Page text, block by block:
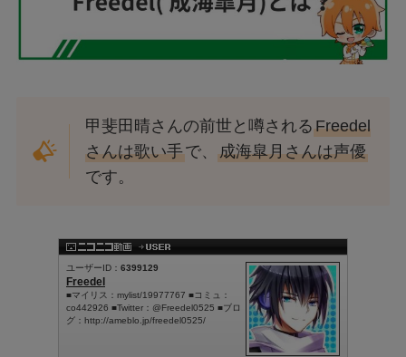
甲斐田晴さんの前世と噂されるFreedel
さんは歌い手で、成海皐月さんは声優
です。